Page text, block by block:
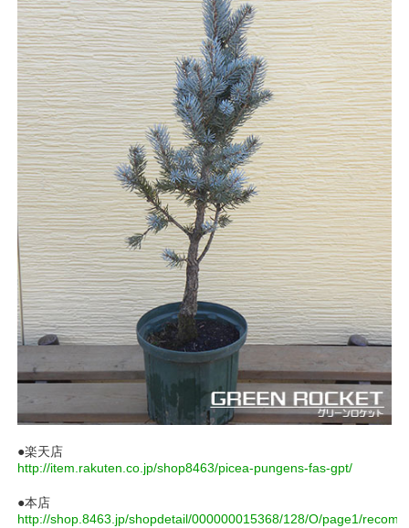
●楽天店
http://item.rakuten.co.jp/shop8463/picea-pungens-fas-gpt/
●本店
http://shop.8463.jp/shopdetail/000000015368/128/O/page1/